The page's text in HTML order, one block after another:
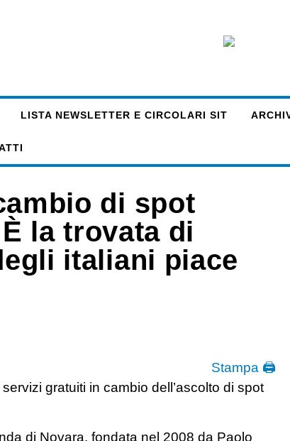
LISTA NEWSLETTER E CIRCOLARI SIT
di spot
la trovata di
italiani piace
Stampa 🖨
gratuiti in cambio dell’ascolto di spot
di Novara, fondata nel 2008 da Paolo